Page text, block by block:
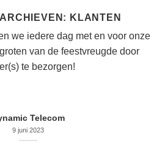
KLANTEN
we iedere dag met en voor onze
van de feestvreugde door
te bezorgen!
Telecom
9 juni 2023